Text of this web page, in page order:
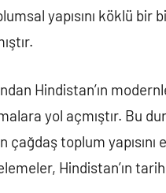
yapısını köklü
Hindistan’ın
yol açmıştır. Bu
çağdaş toplum
Hindistan’ın